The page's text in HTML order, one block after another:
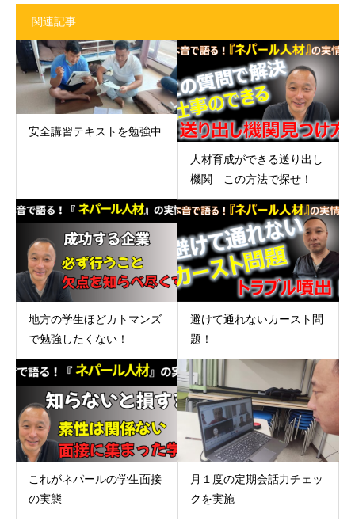
関連記事
安全講習テキストを勉強中
人材育成ができる送り出し
機関 この方法で探せ！
地方の学生ほどカトマンズ
で勉強したくない！
避けて通れないカースト問
題！
これがネパールの学生面接
の実態
月１度の定期会話力チェッ
クを実施